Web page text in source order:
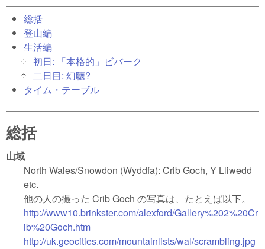
総括
登山編
生活編
初日: 「本格的」ビバーク
二日目: 幻聴?
タイム・テーブル
総括
山域
North Wales/Snowdon (Wyddfa): Crib Goch, Y Lliwedd
etc.
他の人の撮った Crib Goch の写真は、たとえば以下。
http://www10.brinkster.com/alexford/Gallery%202%20Cr
ib%20Goch.htm
http://uk.geocities.com/mountainlists/wal/scrambling.jpg